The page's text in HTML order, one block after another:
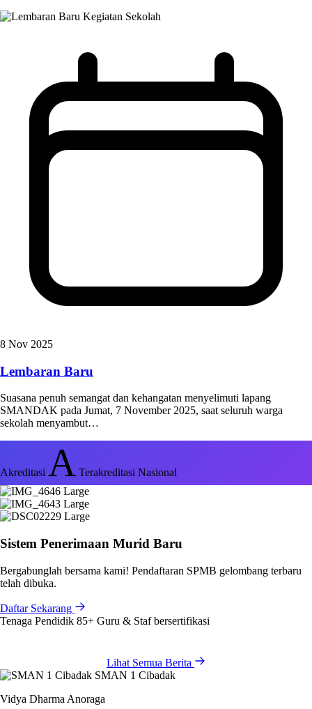
Kegiatan Sekolah
8 Nov 2025
Lembaran Baru
Suasana penuh semangat dan kehangatan menyelimuti lapang
SMANDAK pada Jumat, 7 November 2025, saat seluruh warga
sekolah menyambut…
Akreditasi A Terakreditasi Nasional
Sistem Penerimaan Murid Baru
Bergabunglah bersama kami! Pendaftaran SPMB gelombang terbaru
telah dibuka.
Daftar Sekarang
Tenaga Pendidik 85+ Guru & Staf bersertifikasi
Lihat Semua Berita
SMAN 1 Cibadak
Vidya Dharma Anoraga